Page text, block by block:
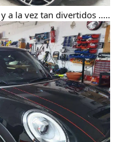
a la vez tan divertidos .....